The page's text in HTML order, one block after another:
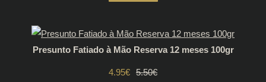
era:
é:
Presunto Fatiado à Mão Reserva 12 meses 100gr
5.50€
O
4.95€ O